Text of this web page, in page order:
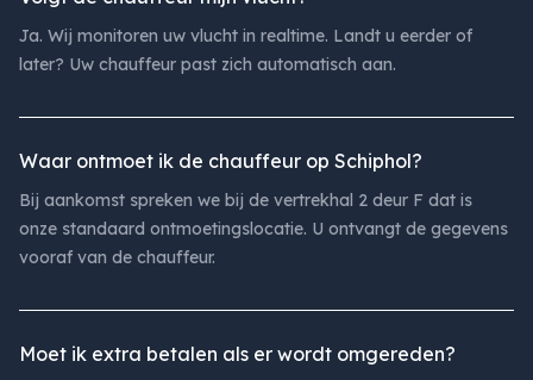
Ja. Wij monitoren uw vlucht in realtime. Landt u eerder of
later? Uw chauffeur past zich automatisch aan.
Waar ontmoet ik de chauffeur op Schiphol?
Bij aankomst spreken we bij de vertrekhal 2 deur F dat is
onze standaard ontmoetingslocatie. U ontvangt de gegevens
vooraf van de chauffeur.
Moet ik extra betalen als er wordt omgereden?